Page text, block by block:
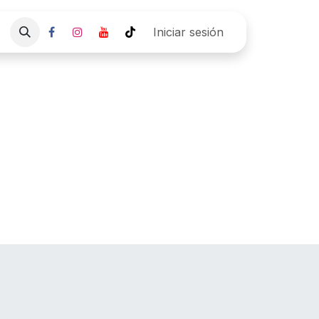
Empresa Pre agenda Cita
Iniciar sesión